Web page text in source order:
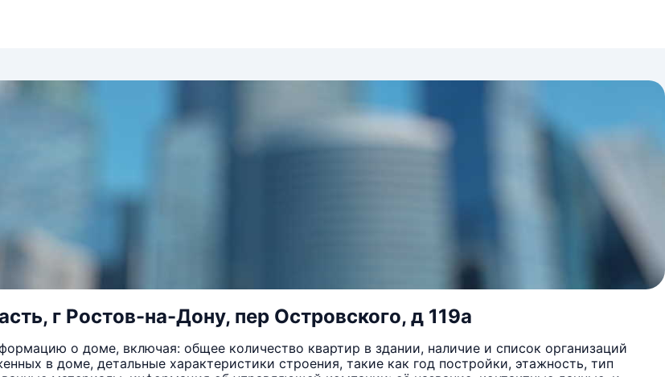
г Ростов-на-Дону, пер Островского, д 119а
о доме, включая: общее количество квартир в здании, наличие и список организаций
в доме, детальные характеристики строения, такие как год постройки, этажность, тип